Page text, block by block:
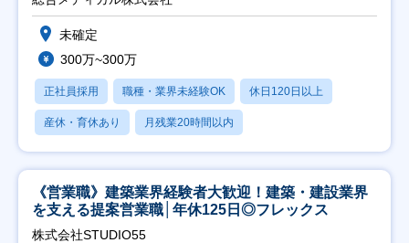
未確定
300万~300万
正社員採用 職種・業界未経験OK 休日120日以上
産休・育休あり 月残業20時間以内
《営業職》建築業界経験者大歓迎！建築・建設業界
を支える提案営業職│年休125日◎フレックス
株式会社STUDIO55